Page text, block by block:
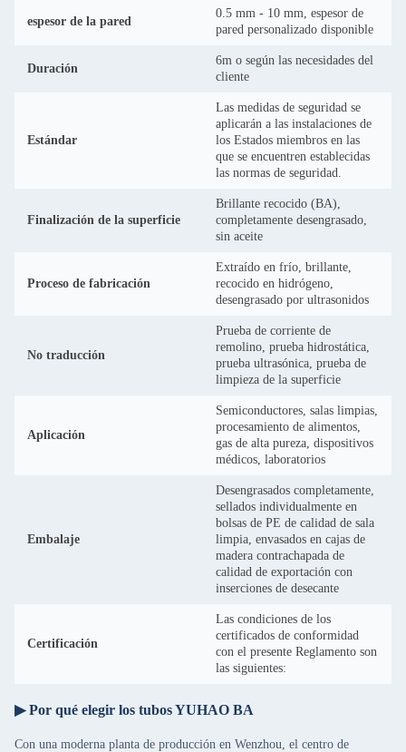
espesor de la pared
0.5 mm - 10 mm, espesor de
pared personalizado disponible
Duración
6m o según las necesidades del
cliente
Estándar
Las medidas de seguridad se
aplicarán a las instalaciones de
los Estados miembros en las
que se encuentren establecidas
las normas de seguridad.
Finalización de la superficie
Brillante recocido (BA),
completamente desengrasado,
sin aceite
Proceso de fabricación
Extraído en frío, brillante,
recocido en hidrógeno,
desengrasado por ultrasonidos
No traducción
Prueba de corriente de
remolino, prueba hidrostática,
prueba ultrasónica, prueba de
limpieza de la superficie
Aplicación
Semiconductores, salas limpias,
procesamiento de alimentos,
gas de alta pureza, dispositivos
médicos, laboratorios
Embalaje
Desengrasados completamente,
sellados individualmente en
bolsas de PE de calidad de sala
limpia, envasados en cajas de
madera contrachapada de
calidad de exportación con
inserciones de desecante
Certificación
Las condiciones de los
certificados de conformidad
con el presente Reglamento son
las siguientes:
▶ Por qué elegir los tubos YUHAO BA
Con una moderna planta de producción en Wenzhou, el centro de